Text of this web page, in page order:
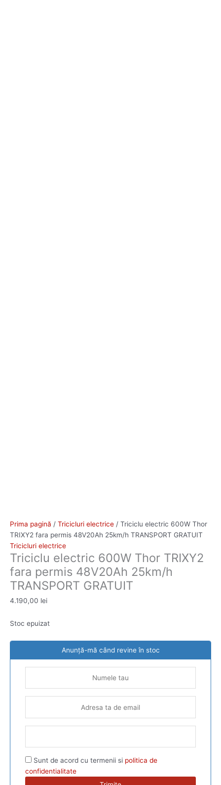
Prima pagină / Tricicluri electrice / Triciclu electric 600W Thor
TRIXY2 fara permis 48V20Ah 25km/h TRANSPORT GRATUIT
Tricicluri electrice
Triciclu electric 600W Thor TRIXY2
fara permis 48V20Ah 25km/h
TRANSPORT GRATUIT
4.190,00 lei
Stoc epuizat
Anunță-mă când revine în stoc
Sunt de acord cu termenii si politica de
confidentialitate